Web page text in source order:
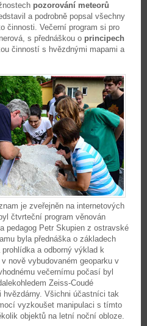
pozorování meteorů
a podrobně popsal všechny
činnosti. Večerní program si pro
s přednáškou o principech
činností s hvězdnými mapami a
je zveřejněn na internetových
čtvrteční program věnován
pedagog Petr Skupien z ostravské
byla přednáška o základech
a odborný výklad k
nově vybudovaném geoparku v
večernímu počasí byl
Zeiss-Coudé
Všichni účastníci tak
vyzkoušet manipulaci s tímto
objektů na letní noční obloze.